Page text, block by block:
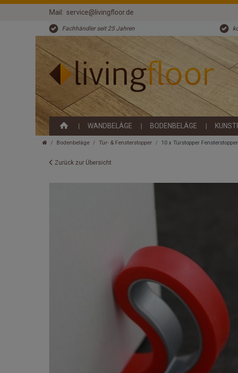
Mail: service@livingfloor.de
Fachhändler seit 25 Jahren
WANDBELÄGE BODENBELÄGE
Bodenbeläge Tür- & Fensterstopper 10 x Türstopper
Zurück zur Übersicht